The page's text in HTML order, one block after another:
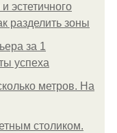
эстетичного
разделить зоны
за 1
успеха
метров. На
столиком.